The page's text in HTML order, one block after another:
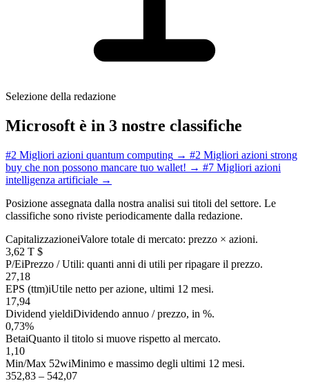
Selezione della redazione
Microsoft è in 3 nostre classifiche
#2 Migliori azioni quantum computing → #2 Migliori azioni strong
buy che non possono mancare tuo wallet! → #7 Migliori azioni
intelligenza artificiale →
Posizione assegnata dalla nostra analisi sui titoli del settore. Le
classifiche sono riviste periodicamente dalla redazione.
CapitalizzazioneiValore totale di mercato: prezzo × azioni.
3,62 T $
P/EiPrezzo / Utili: quanti anni di utili per ripagare il prezzo.
27,18
EPS (ttm)iUtile netto per azione, ultimi 12 mesi.
17,94
Dividend yieldiDividendo annuo / prezzo, in %.
0,73%
BetaiQuanto il titolo si muove rispetto al mercato.
1,10
Min/Max 52wiMinimo e massimo degli ultimi 12 mesi.
352,83 – 542,07